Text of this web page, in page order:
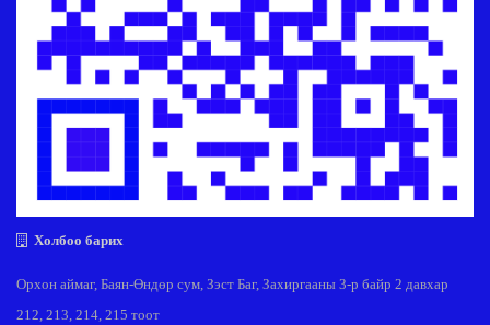
Холбоо барих
Орхон аймаг, Баян-Өндөр сум, Зэст Баг, Захиргааны 3-р байр 2 давхар
212, 213, 214, 215 тоот